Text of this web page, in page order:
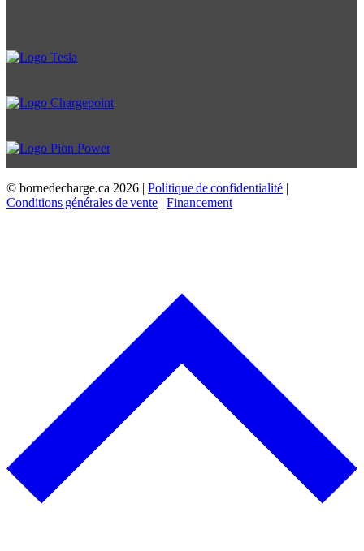
© bornedecharge.ca 2026 | Politique de confidentialité |
Conditions générales de vente | Financement